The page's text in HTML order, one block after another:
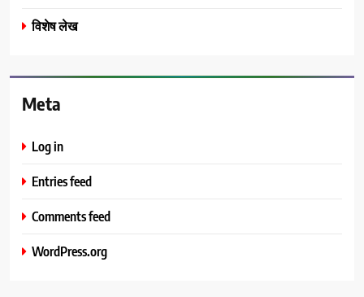
विशेष लेख
Meta
Log in
Entries feed
Comments feed
WordPress.org